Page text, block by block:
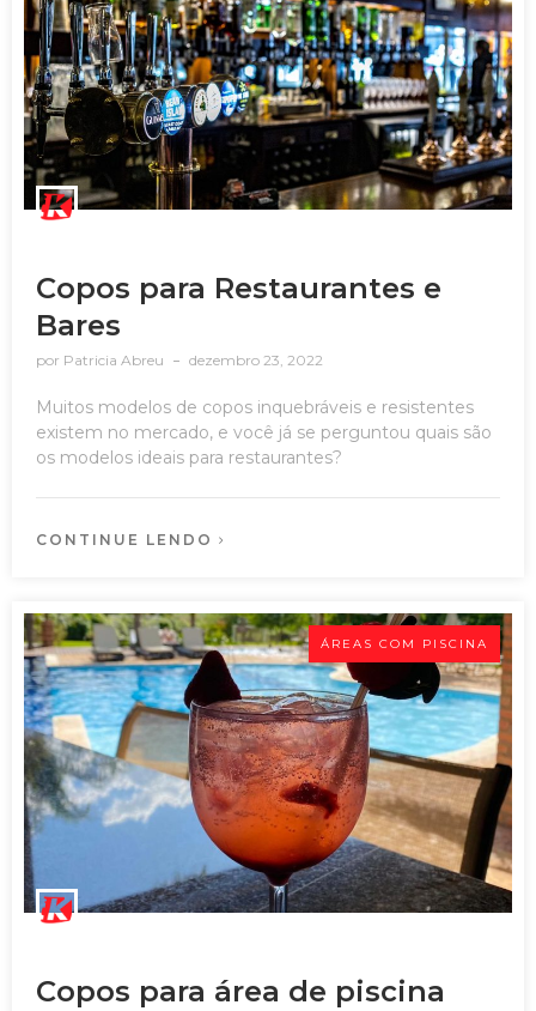
Copos para Restaurantes e
Bares
por Patricia Abreu dezembro 23, 2022
Muitos modelos de copos inquebráveis e resistentes
existem no mercado, e você já se perguntou quais são
os modelos ideais para restaurantes?
CONTINUE LENDO
ÁREAS COM PISCINA
Copos para área de piscina